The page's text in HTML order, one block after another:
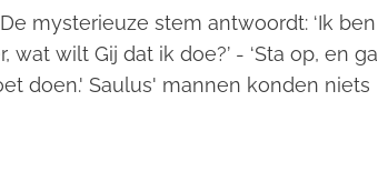
mysterieuze stem antwoordt: ‘Ik ben
wat wilt Gij dat ik doe?’ - ‘Sta op, en ga
doen.' Saulus' mannen konden niets